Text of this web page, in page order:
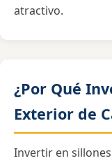
atractivo.
¿Por Qué
Exterior de
Invertir en